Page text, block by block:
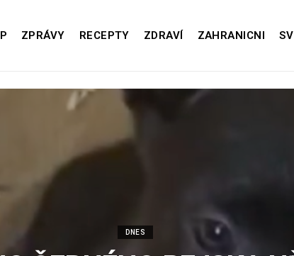
ZPRÁVY RECEPTY ZDRAVÍ ZAHRANICNI
DNES